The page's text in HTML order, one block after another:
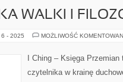
WALKI I
6 - 2025 MOŻLIWOŚĆ
I Ching – Księga
czytelnika w krainę